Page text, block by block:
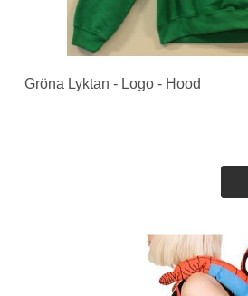
Gröna Lyktan - Logo - Hood